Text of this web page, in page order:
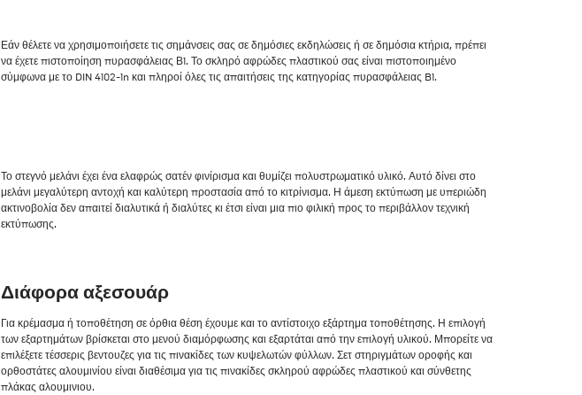
Εάν θέλετε να χρησιμοποιήσετε τις σημάνσεις σας σε δημόσιες εκδηλώσεις ή σε δημόσια κτήρια, πρέπει
να έχετε πιστοποίηση πυρασφάλειας Β1. Το σκληρό αφρώδες πλαστικού σας είναι πιστοποιημένο
σύμφωνα με το DIN 4102-1n και πληροί όλες τις απαιτήσεις της κατηγορίας πυρασφάλειας B1.
Το στεγνό μελάνι έχει ένα ελαφρώς σατέν φινίρισμα και θυμίζει πολυστρωματικό υλικό. Αυτό δίνει στο
μελάνι μεγαλύτερη αντοχή και καλύτερη προστασία από το κιτρίνισμα. Η άμεση εκτύπωση με υπεριώδη
ακτινοβολία δεν απαιτεί διαλυτικά ή διαλύτες κι έτσι είναι μια πιο φιλική προς το περιβάλλον τεχνική
εκτύπωσης.
Διάφορα αξεσουάρ
Για κρέμασμα ή τοποθέτηση σε όρθια θέση έχουμε και το αντίστοιχο εξάρτημα τοποθέτησης. Η επιλογή
των εξαρτημάτων βρίσκεται στο μενού διαμόρφωσης και εξαρτάται από την επιλογή υλικού. Μπορείτε να
επιλέξετε τέσσερις βεντουζες για τις πινακίδες των κυψελωτών φύλλων. Σετ στηριγμάτων οροφής και
ορθοστάτες αλουμινίου είναι διαθέσιμα για τις πινακίδες σκληρού αφρώδες πλαστικού και σύνθετης
πλάκας αλουμινιου.